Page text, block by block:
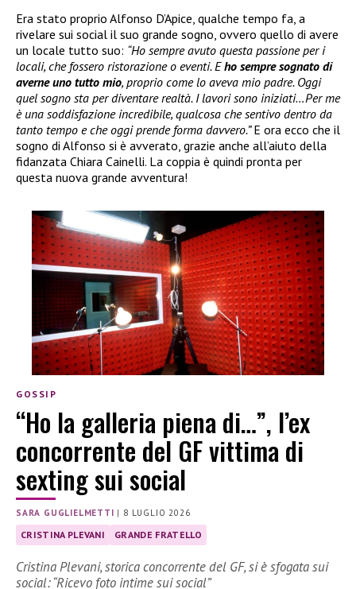
Era stato proprio Alfonso D’Apice, qualche tempo fa, a
rivelare sui social il suo grande sogno, ovvero quello di avere
un locale tutto suo: “Ho sempre avuto questa passione per i
locali, che fossero ristorazione o eventi. Eho sempre sognato di
averne uno tutto mio, proprio come lo aveva mio padre. Oggi
quel sogno sta per diventare realtà. I lavori sono iniziati…Per me
è una soddisfazione incredibile, qualcosa che sentivo dentro da
tanto tempo e che oggi prende forma davvero.”E ora ecco che il
sogno di Alfonso si è avverato, grazie anche all’aiuto della
fidanzata Chiara Cainelli. La coppia è quindi pronta per
questa nuova grande avventura!
GOSSIP
“Ho la galleria piena di…”, l’ex
concorrente del GF vittima di
sexting sui social
SARA GUGLIELMETTI | 8 LUGLIO 2026
CRISTINA PLEVANI GRANDE FRATELLO
Cristina Plevani, storica concorrente del GF, si è sfogata sui
social: “Ricevo foto intime sui social”